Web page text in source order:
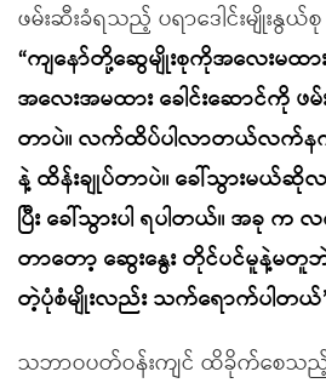
ဖမ်းဆီးခံရသည့် ပရာဒေါင်းမျိုးနွယ်
“ကျနော်တို့ဆွေမျိုးစုကိုအလေးမထား
အလေးအမထား ခေါင်းဆောင်ကို ဖ
တာပဲ။ လက်ထိပ်ပါလာတယ်လက်န
နဲ့ ထိန်းချုပ်တာပဲ။ ခေါ်သွားမယ်ဆို
ပြီး ခေါ်သွားပါ ရပါတယ်။ အခု က
တာတော့ ဆွေးနွေး တိုင်ပင်မူနဲ့မတူ
တဲ့ပုံစံမျိုးလည်း သက်ရောက်ပါတယ်
သဘာဝပတ်ဝန်းကျင် ထိခိုက်စေသည့်